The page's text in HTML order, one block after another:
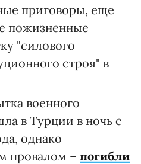
приговоры, еще
пожизненные
"силового
строя" в
военного
в Турции в ночь с
однако
провалом – погибли